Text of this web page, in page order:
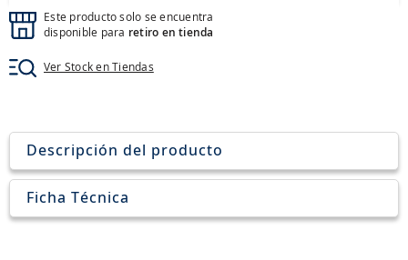
Este producto solo se encuentra
disponible para retiro en tienda
Ver Stock en Tiendas
Descripción del producto
Ficha Técnica